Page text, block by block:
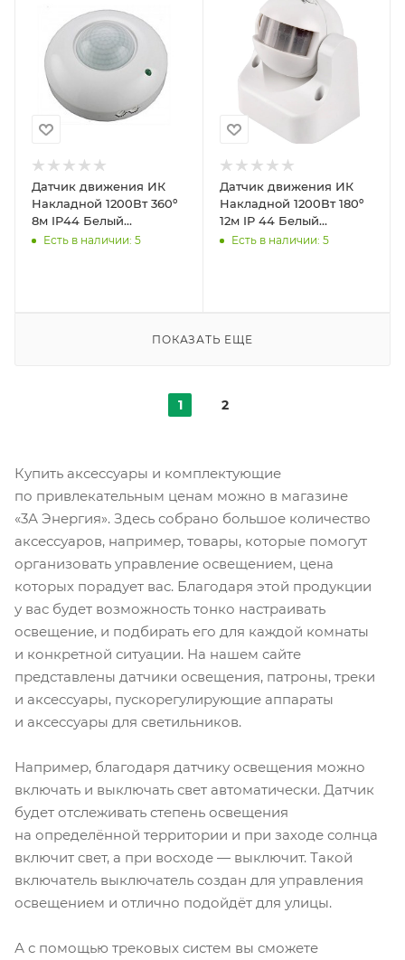
Датчик движения ИК
Накладной 1200Вт 360º
8м IP44 Белый
D120х67мм General
Есть в наличии: 5
Датчик движения ИК
Накладной 1200Вт 180º
12м IP 44 Белый
90x105x90 мм General
Есть в наличии: 5
ПОКАЗАТЬ ЕЩЕ
1 2
Купить аксессуары и комплектующие
по привлекательным ценам можно в магазине
«3А Энергия». Здесь собрано большое количество
аксессуаров, например, товары, которые помогут
организовать управление освещением, цена
которых порадует вас. Благодаря этой продукции
у вас будет возможность тонко настраивать
освещение, и подбирать его для каждой комнаты
и конкретной ситуации. На нашем сайте
представлены датчики освещения, патроны, треки
и аксессуары, пускорегулирующие аппараты
и аксессуары для светильников.
Например, благодаря датчику освещения можно
включать и выключать свет автоматически. Датчик
будет отслеживать степень освещения
на определённой территории и при заходе солнца
включит свет, а при восходе — выключит. Такой
включатель выключатель создан для управления
освещением и отлично подойдёт для улицы.
А с помощью трековых систем вы сможете